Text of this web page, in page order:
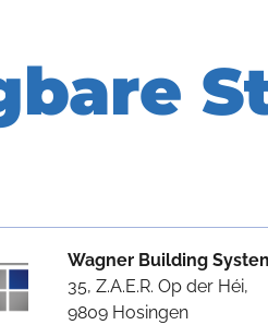
Wagner Building
35, Z.A.E.R. Op der Héi,
9809 Hosingen